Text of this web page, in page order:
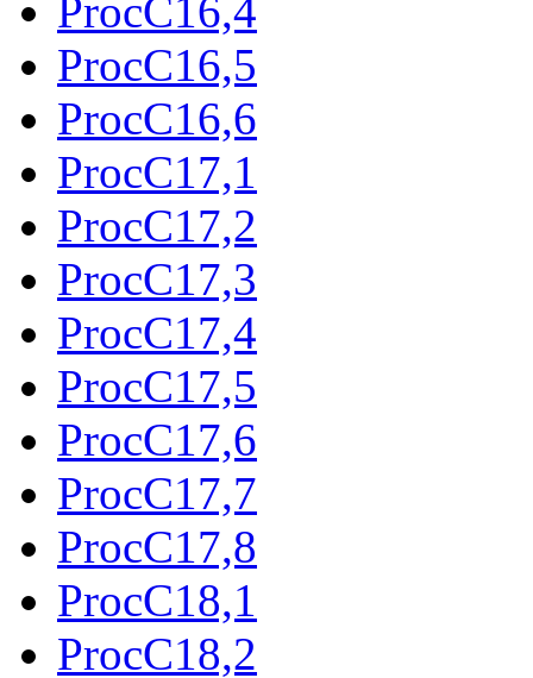
ProcC16,4
ProcC16,5
ProcC16,6
ProcC17,1
ProcC17,2
ProcC17,3
ProcC17,4
ProcC17,5
ProcC17,6
ProcC17,7
ProcC17,8
ProcC18,1
ProcC18,2